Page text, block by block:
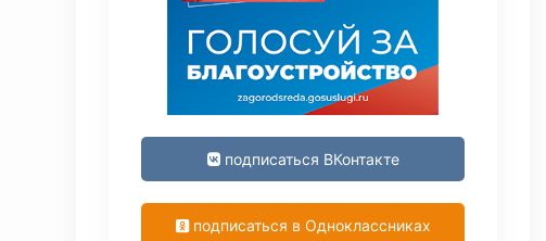
подписаться ВКонтакте
подписаться в Одноклассниках